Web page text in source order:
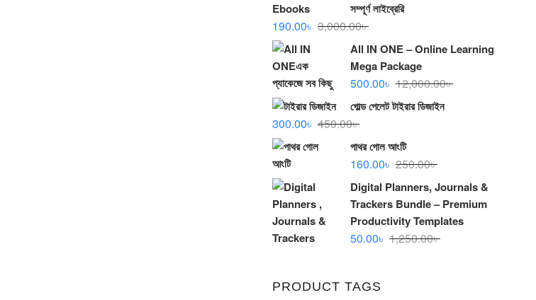
সম্পূর্ণ লাইব্রেরি
3,000.00৳Original
3,000.00৳ .
190.00৳
Current
190.00৳ .
All IN ONE – Online Learning
Mega Package
12,000.00৳Original
500.00৳
Current
গোল্ড পেলেট টাইরার ডিজাইন
450.00৳Original
450.00৳ .
300.00৳
Current
300.00৳ .
পাথর গোল আংটি
250.00৳Original
160.00৳
Current
Digital Planners, Journals &
Trackers Bundle – Premium
Productivity Templates
1,250.00৳Original
50.00৳
Current
PRODUCT TAGS